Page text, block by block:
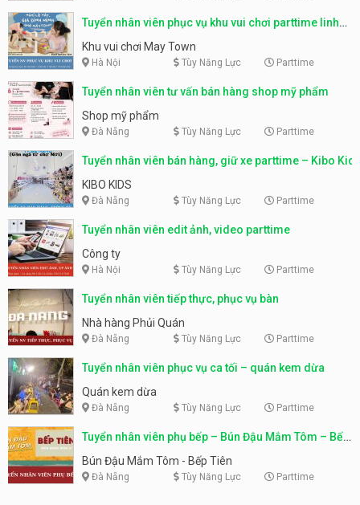
Tuyển nhân viên phục vụ khu vui chơi parttime linh
động
Khu vui chơi May Town
Hà Nội Tùy Năng Lực Parttime
Tuyển nhân viên tư vấn bán hàng shop mỹ phẩm
Shop mỹ phẩm
Đà Nẵng Tùy Năng Lực Parttime
Tuyển nhân viên bán hàng, giữ xe parttime – Kibo Kid
KIBO KIDS
Đà Nẵng Tùy Năng Lực Parttime
Tuyển nhân viên edit ảnh, video parttime
Công ty
Hà Nội Tùy Năng Lực Parttime
Tuyển nhân viên tiếp thực, phục vụ bàn
Nhà hàng Phủi Quán
Đà Nẵng Tùy Năng Lực Parttime
Tuyển nhân viên phục vụ ca tối – quán kem dừa
Quán kem dừa
Đà Nẵng Tùy Năng Lực Parttime
Tuyển nhân viên phụ bếp – Bún Đậu Mắm Tôm – Bếp
Tiên
Bún Đậu Mắm Tôm - Bếp Tiên
Đà Nẵng Tùy Năng Lực Parttime